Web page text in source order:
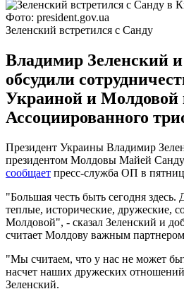
Фото: president.gov.ua
Зеленский встретился с Санду
Владимир Зеленский
обсудили
Украиной и Молдовой
Ассоциированного
Президент Украины Владимир
президентом Молдовы Майей
сообщает пресс-служба ОП в
"Большая честь быть сегодня
теплые, исторические, дружеские,
Молдовой", - сказал Зеленский и
считает Молдову важным
"Мы считаем, что у нас не может
насчет наших дружеских
Зеленский.